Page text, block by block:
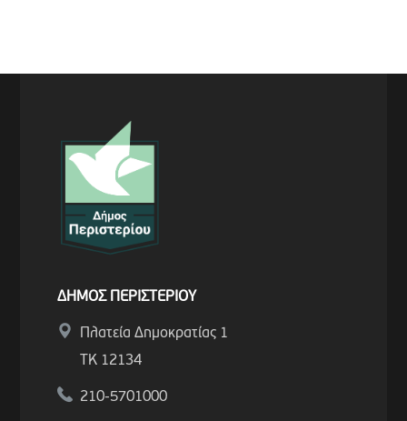
ΔΗΜΟΣ ΠΕΡΙΣΤΕΡΙΟΥ
Πλατεία Δημοκρατίας 1
ΤΚ 12134
210-5701000